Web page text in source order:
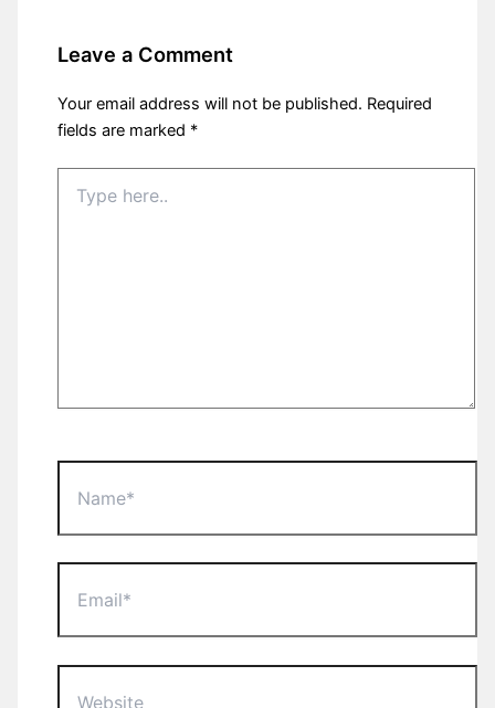
Leave a Comment
Your email address will not be published. Required
fields are marked *
here..